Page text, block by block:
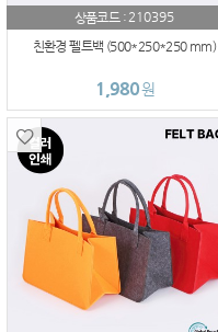
상품코드 :210395
친환경 펠트백 (500*250*250 mm)
1,980원